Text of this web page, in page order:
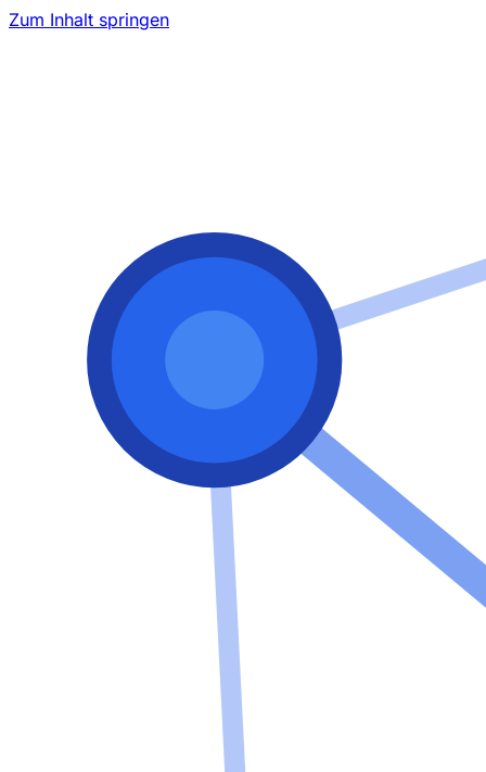
Zum Inhalt springen